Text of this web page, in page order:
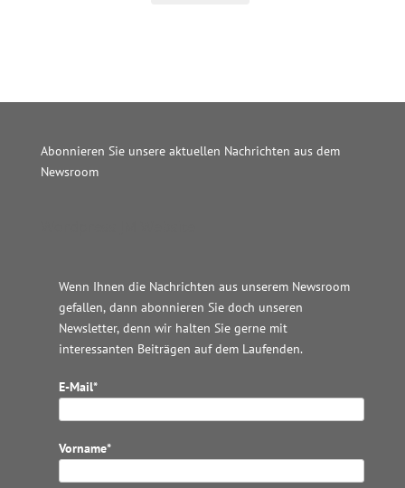
Abonnieren Sie unsere aktuellen Nachrichten aus dem
Newsroom
Wenn Ihnen die Nachrichten aus unserem Newsroom
gefallen, dann abonnieren Sie doch unseren
Newsletter, denn wir halten Sie gerne mit
interessanten Beiträgen auf dem Laufenden.
E-Mail*
Vorname*